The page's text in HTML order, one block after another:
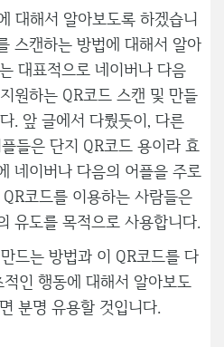
대해서 알아보도록 하겠습니
스캔하는 방법에 대해서 알아
대표적으로 네이버나 다음
원하는 QR코드 스캔 및 만들
. 앞 글에서 다뤘듯이, 다른
들은 단지 QR코드 용이라 효
네이버나 다음의 어플을 주로
코드를 이용하는 사람들은
유도를 목적으로 사용합니다.
드는 방법과 이 QR코드를 다
인 행동에 대해서 알아보도
분명 유용할 것입니다.